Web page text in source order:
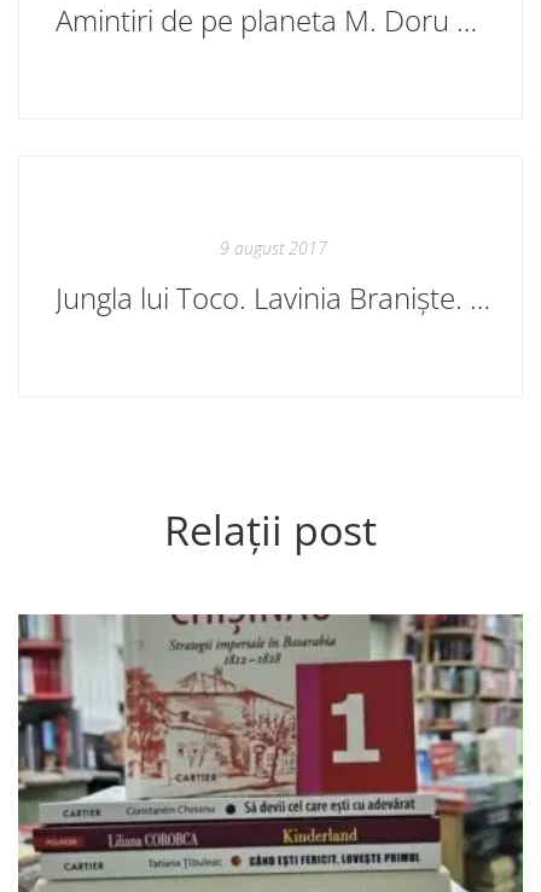
Amintiri de pe planeta M. Doru Ciocanu. Desene de Lică Sainciuc. În curând
9 august 2017
Jungla lui Toco. Lavinia Braniște. Ilustrații de Anca Smărăndache. În librăriile bune
Relații post